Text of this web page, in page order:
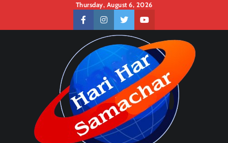
content
Thursday, August 6, 2026
facebookinstagramtwitteryoutube